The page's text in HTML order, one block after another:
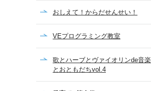
おしえて！からだせんせい！
VEプログラミング教室
歌とハーブとヴァイオリンde音楽
とおともだちvol.4